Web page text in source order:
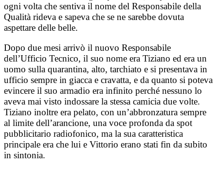
ogni volta che sentiva il nome del Responsabile della
Qualità rideva e sapeva che se ne sarebbe dovuta
aspettare delle belle.
Dopo due mesi arrivò il nuovo Responsabile
dell’Ufficio Tecnico, il suo nome era Tiziano ed era un
uomo sulla quarantina, alto, tarchiato e si presentava in
ufficio sempre in giacca e cravatta, e da quanto si poteva
evincere il suo armadio era infinito perché nessuno lo
aveva mai visto indossare la stessa camicia due volte.
Tiziano inoltre era pelato, con un’abbronzatura sempre
al limite dell’arancione, una voce profonda da spot
pubblicitario radiofonico, ma la sua caratteristica
principale era che lui e Vittorio erano stati fin da subito
in sintonia.